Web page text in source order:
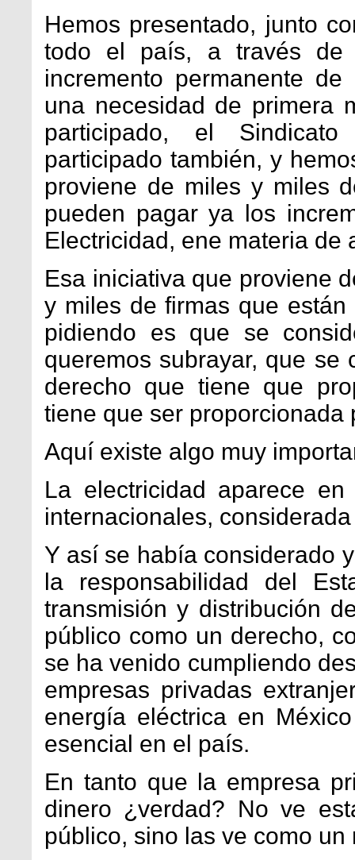
Hemos presentado, junto
todo el país, a través de
incremento permanente
una necesidad de primera
participado, el
participado también, y
proviene de miles y miles
pueden pagar ya los
Electricidad, ene materia de
Esa iniciativa que proviene
y miles de firmas que
pidiendo es que se
queremos subrayar, que se
derecho que tiene que
tiene que ser proporcionada
Aquí existe algo muy
La electricidad aparece
internacionales,
Y así se había considerado
la responsabilidad del
transmisión y distribución
público como un derecho,
se ha venido cumpliendo
empresas privadas
energía eléctrica en
esencial en el país.
En tanto que la empresa
dinero ¿verdad? No ve
público, sino las ve como